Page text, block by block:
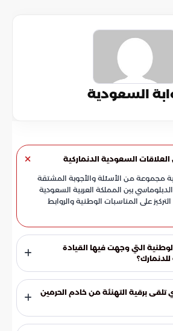
السعودية
السعودية الدنماركية
مجموعة من الأسئلة والأجوبة المشتقة
بين المملكة العربية السعودية
على المناسبات الوطنية والروابط
التي وجهت فيها القيادة
"يوم الدستور" لمملكة الدنمارك، وهي
المملكة العربية السعودية على
إرسال برقيات تهنئة رسمية تعبيراً عن
برقية التهنئة من خادم الحرمين
العاشر، ملك مملكة الدنمارك، برقية